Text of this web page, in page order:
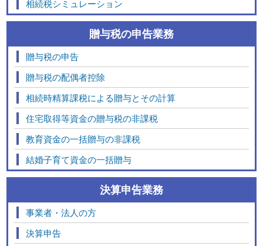
相続税シミュレーション
贈与税の申告業務
贈与税の申告
贈与税の配偶者控除
相続時精算課税による贈与とその計算
住宅取得等資金の贈与税の非課税
教育資金の一括贈与の非課税
結婚子育て資金の一括贈与
決算申告業務
事業者・法人の方
決算申告